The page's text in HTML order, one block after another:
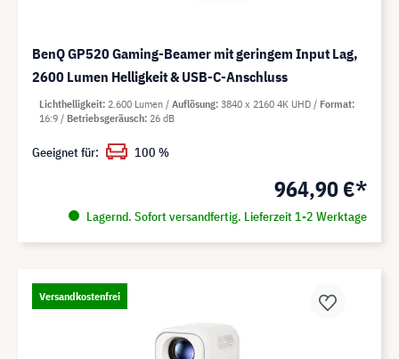
BenQ GP520 Gaming-Beamer mit geringem Input Lag,
2600 Lumen Helligkeit & USB-C-Anschluss
964,90 €*
Lagernd. Sofort versandfertig. Lieferzeit 1-2 Werktage
Lichthelligkeit 2.600 Lumen Auflösung 3840 x 2160 4K UHD
Format
16:9
Betriebsgeräusch 26 dB
Geeignet für: 100 %
Versandkostenfrei